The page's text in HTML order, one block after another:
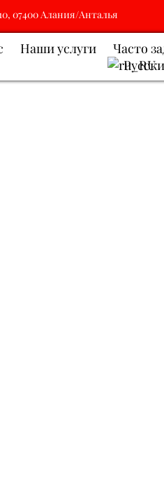
07400 Алания/Анталья
Наши услуги Часто